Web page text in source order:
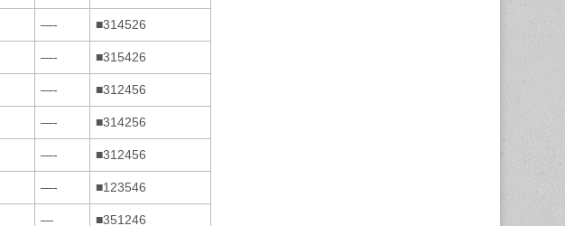
—- ■314526
—- ■315426
—- ■312456
—- ■314256
—- ■312456
—- ■123546
— ■351246